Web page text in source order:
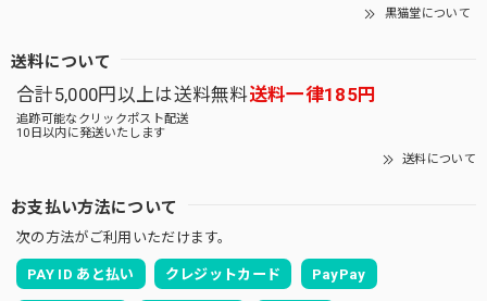
黒猫堂について
送料について
合計5,000円以上は送料無料送料一律185円
追跡可能なクリックポスト配送
10日以内に発送いたします
送料について
お支払い方法について
次の方法がご利用いただけます。
PAY ID あと払い クレジットカード PayPay